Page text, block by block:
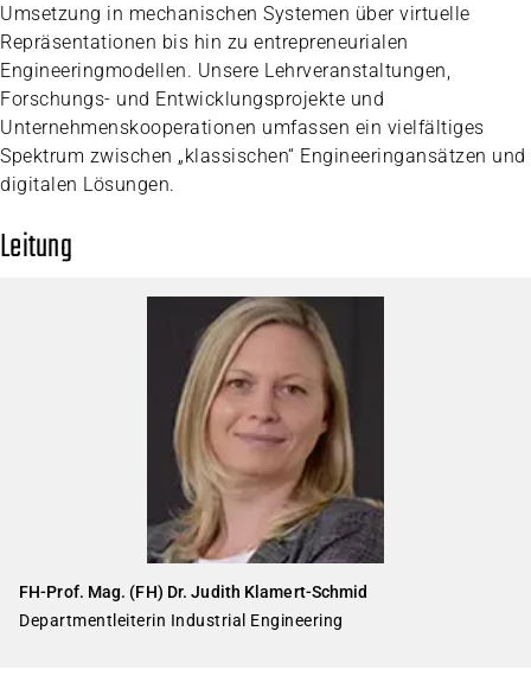
Umsetzung in mechanischen Systemen über virtuelle
Repräsentationen bis hin zu entrepreneurialen
Engineeringmodellen. Unsere Lehrveranstaltungen,
Forschungs- und Entwicklungsprojekte und
Unternehmenskooperationen umfassen ein vielfältiges
Spektrum zwischen „klassischen“ Engineeringansätzen und
digitalen Lösungen.
Leitung
FH-Prof. Mag. (FH) Dr. Judith Klamert-Schmid
Departmentleiterin Industrial Engineering